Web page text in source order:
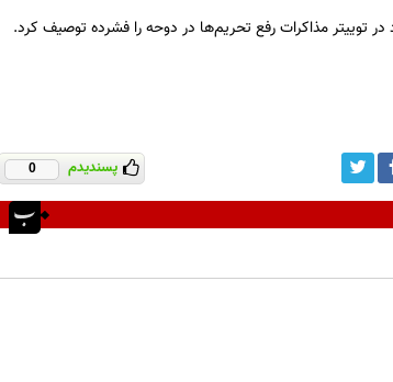
توییتر مذاکرات رفع تحریم‌ها در دوحه را فشرده توصیف کرد.
پسندیدم 0